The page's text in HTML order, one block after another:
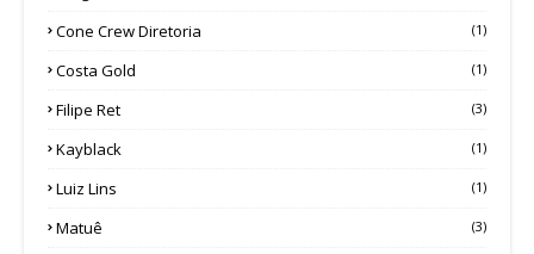
Cone Crew Diretoria (1)
Costa Gold (1)
Filipe Ret (3)
Kayblack (1)
Luiz Lins (1)
Matuê (3)